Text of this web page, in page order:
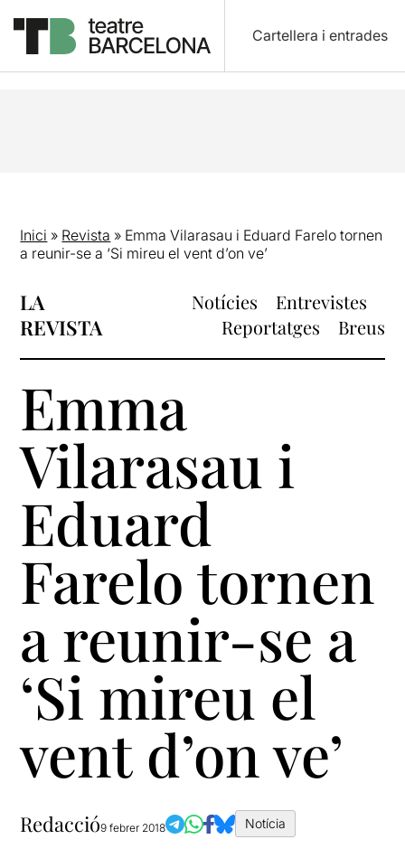
Cartellera i entrades
Inici » Revista » Emma Vilarasau i Eduard Farelo tornen
a reunir-se a ‘Si mireu el vent d’on ve’
LA
REVISTA
Notícies
Entrevistes
Reportatges
Breus
Emma
Vilarasau i
Eduard
Farelo tornen
a reunir-se a
‘Si mireu el
vent d’on ve’
Redacció9 febrer 2018 Notícia